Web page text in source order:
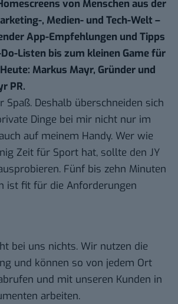
von Menschen aus der
, Medien- und Tech-Welt –
App-Empfehlungen und Tipps
Listen bis zum kleinen Game für
Markus Mayr, Gründer und
PR.
Spaß. Deshalb überschneiden sich
Dinge bei mir nicht nur im
auf meinem Handy. Wer wie
Zeit für Sport hat, sollte den JY
Fünf bis zehn Minuten
ist fit für die Anforderungen
bei uns nichts. Wir nutzen die
und können so von jedem Ort
und mit unseren Kunden in
arbeiten.